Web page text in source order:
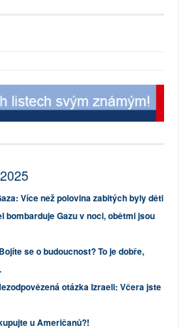
Více než polovina zabitých byly děti
bombarduje Gazu v noci, obětmi jsou
Bojíte se o budoucnost? To je dobře,
otázka Izraeli: Včera jste
u Američanů?!